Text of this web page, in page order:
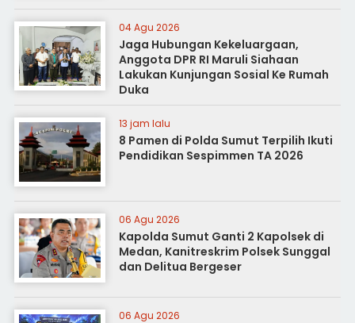
04 Agu 2026
Jaga Hubungan Kekeluargaan,
Anggota DPR RI Maruli Siahaan
Lakukan Kunjungan Sosial Ke Rumah
Duka
13 jam lalu
8 Pamen di Polda Sumut Terpilih Ikuti
Pendidikan Sespimmen TA 2026
06 Agu 2026
Kapolda Sumut Ganti 2 Kapolsek di
Medan, Kanitreskrim Polsek Sunggal
dan Delitua Bergeser
06 Agu 2026